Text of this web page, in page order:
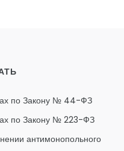
по Закону № 44-ФЗ
по Закону № 223-ФЗ
антимонопольного